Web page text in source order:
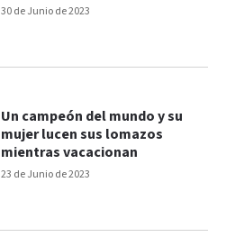
30 de Junio de 2023
23 de Junio de 2023
Un campeón del mundo y su
mujer lucen sus lomazos
mientras vacacionan